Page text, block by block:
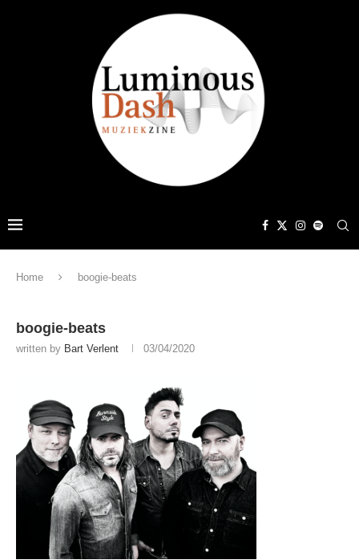
Home boogie-beats
boogie-beats
written by Bart Verlent 03/04/2020